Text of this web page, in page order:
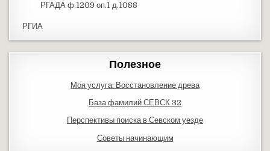
РГАДА ф.1209 оп.1 д.1088
РГИА
Полезное
Моя услуга: Восстановление древа
База фамилий СЕВСК 32
Перспективы поиска в Севском уезде
Советы начинающим